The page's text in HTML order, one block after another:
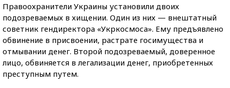
Правоохранители Украины установили двоих
подозреваемых в хищении. Один из них — внештатный
советник гендиректора «Укркосмоса». Ему предъявлено
обвинение в присвоении, растрате госимущества и
отмывании денег. Второй подозреваемый, доверенное
лицо, обвиняется в легализации денег, приобретенных
преступным путем.